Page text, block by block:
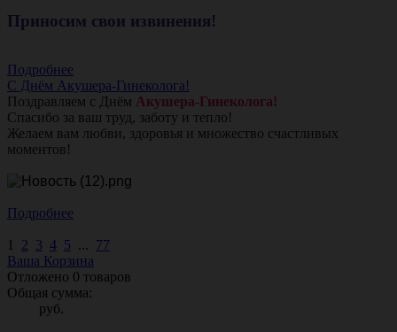
Приносим свои извинения!
Подробнее
С Днём Акушера-Гинеколога!
Поздравляем с Днём Акушера-Гинеколога!
Спасибо за ваш труд, заботу и тепло!
Желаем вам любви, здоровья и множество счастливых
моментов!
Подробнее
1 2 3 4 5 ... 77
Ваша Корзина
Отложено 0 товаров
Общая сумма:
руб.